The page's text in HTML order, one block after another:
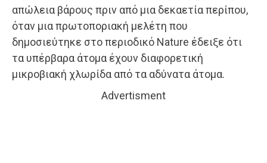
απώλεια βάρους πριν από μια δεκαετία περίπου,
όταν μια πρωτοποριακή μελέτη που
δημοσιεύτηκε στο περιοδικό Nature έδειξε ότι
τα υπέρβαρα άτομα έχουν διαφορετική
μικροβιακή χλωρίδα από τα αδύνατα άτομα.
Advertisment